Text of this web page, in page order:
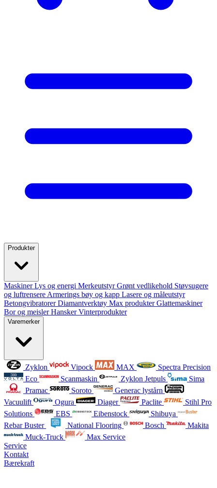
Produkter
MaskinerLys og energi MerkeutstyrGrønt vedlikehold Støvsugere
og luftrensere Armerings bøy og kapp Lasere og måleutstyr
BetongvibratorerDiamantverktøy Max produkterGlattemaskiner
Bor og meislerHanskerVinterprodukter
Varemerker
Zyklon Vipock MAX
Spectra Precision
Eco
Scanmaskin Zyklon Jetpuls
Sima
Pramac
Soroto
Generac lystårn
Vacuulift
Ogura Diager Paclite
Stihl Pro
Solutions
EBS Eibenstock
Shibuya
Rebar Buster
National Flooring Bosch
Makita
Muck-Truck
Max Service
Service
Kontakt
Bærekraft